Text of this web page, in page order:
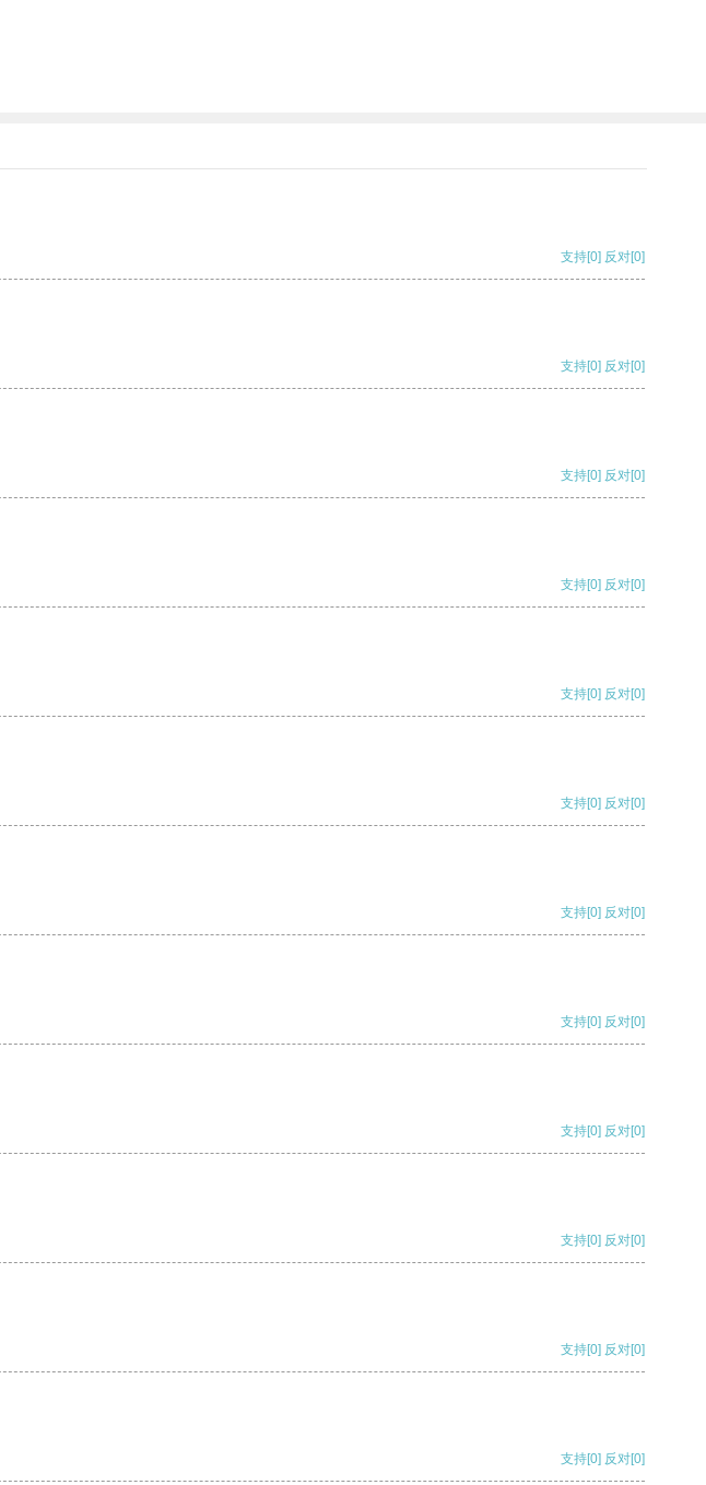
支持[0] 反对[0]
支持[0] 反对[0]
支持[0] 反对[0]
支持[0] 反对[0]
支持[0] 反对[0]
支持[0] 反对[0]
支持[0] 反对[0]
支持[0] 反对[0]
支持[0] 反对[0]
支持[0] 反对[0]
支持[0] 反对[0]
支持[0] 反对[0]